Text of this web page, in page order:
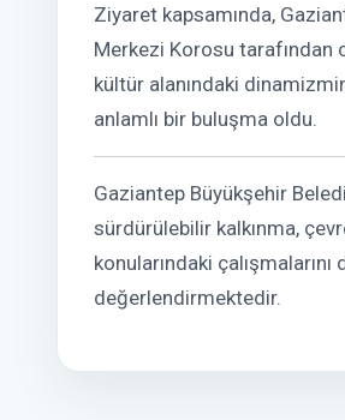
Ziyaret kapsamında,
Merkezi Korosu tarafından
kültür alanındaki
anlamlı bir buluşma oldu.
Gaziantep Büyükşehir
sürdürülebilir kalkınma,
konularındaki
değerlendirmektedir.